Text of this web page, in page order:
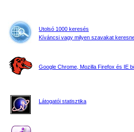
Utolsó 1000 keresés
Kíváncsi vagy milyen szavakat
Google Chrome, Mozilla Firefox és IE
Látogatói statisztika